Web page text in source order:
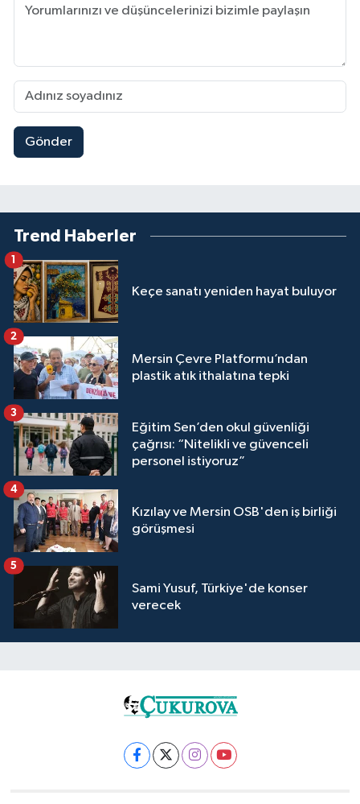
Gönder
Trend Haberler
Keçe sanatı yeniden hayat buluyor
1
Mersin Çevre Platformu’ndan
plastik atık ithalatına tepki
2
Eğitim Sen’den okul güvenliği
çağrısı: “Nitelikli ve güvenceli
personel istiyoruz”
3
Kızılay ve Mersin OSB'den iş birliği
görüşmesi
4
Sami Yusuf, Türkiye'de konser
verecek
5